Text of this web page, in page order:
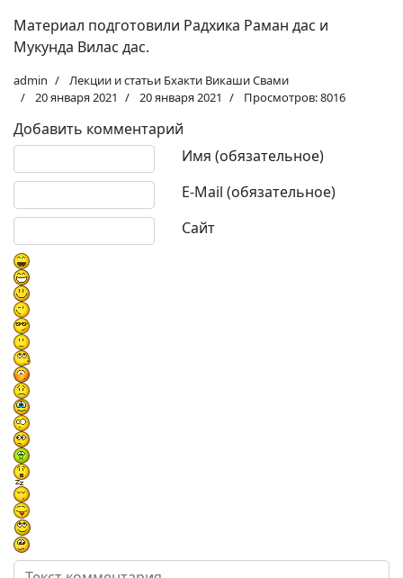
Материал подготовили Радхика Раман дас и
Мукунда Вилас дас.
admin
Лекции и статьи Бхакти Викаши Свами
20 января 2021
20 января 2021 Просмотров: 8016
Добавить комментарий
Имя (обязательное)
E-Mail (обязательное)
Сайт
Текст комментария